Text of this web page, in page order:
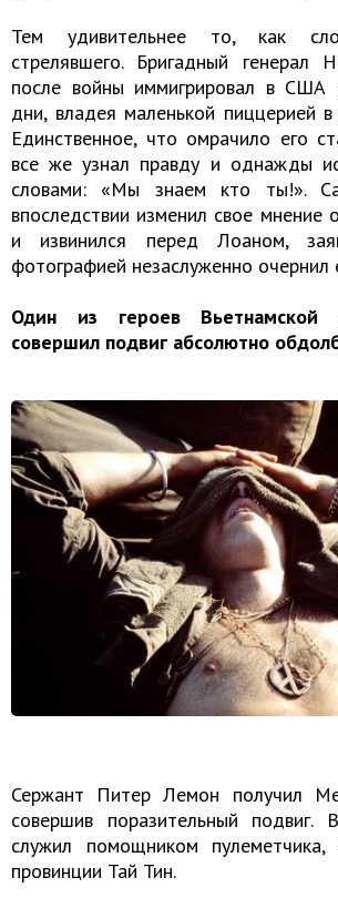
Тем удивительнее то, как
стрелявшего. Бригадный генерал
после войны иммигрировал в США
дни, владея маленькой пиццерией
Единственное, что омрачило его
все же узнал правду и однажды
словами: «Мы знаем кто ты!».
впоследствии изменил свое мнение
и извинился перед Лоаном,
фотографией незаслуженно очернил
Один из героев Вьетнамской
совершил подвиг абсолютно
Сержант Питер Лемон получил
совершив поразительный
служил помощником
провинции Тай Тин.